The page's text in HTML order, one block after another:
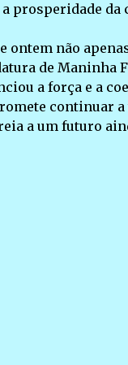
prosperidade da
ontem não
de Maninha
a força e a
continuar
a um futuro